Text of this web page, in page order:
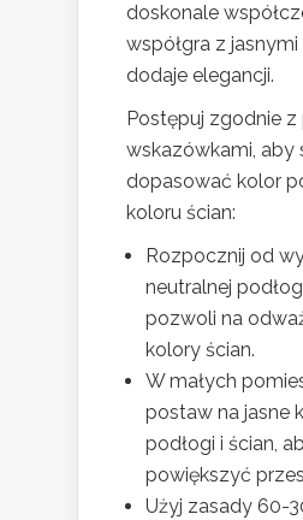
doskonale
współgra z
dodaje elegancji.
Postępuj zgodnie
wskazówkami, aby
dopasować kolor
koloru ścian:
Rozpocznij od
neutralnej
pozwoli na
kolory ścian.
W małych
postaw na jasne
podłogi i ścian,
powiększyć
Użyj zasady 60-